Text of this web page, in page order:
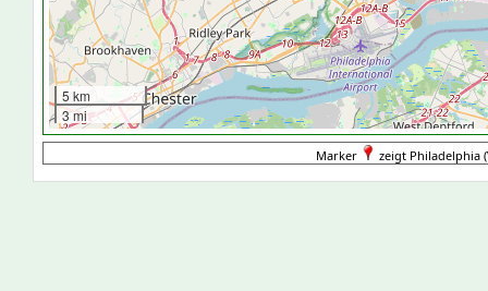
5 km
3 mi
Marker zeigt Philadelphia